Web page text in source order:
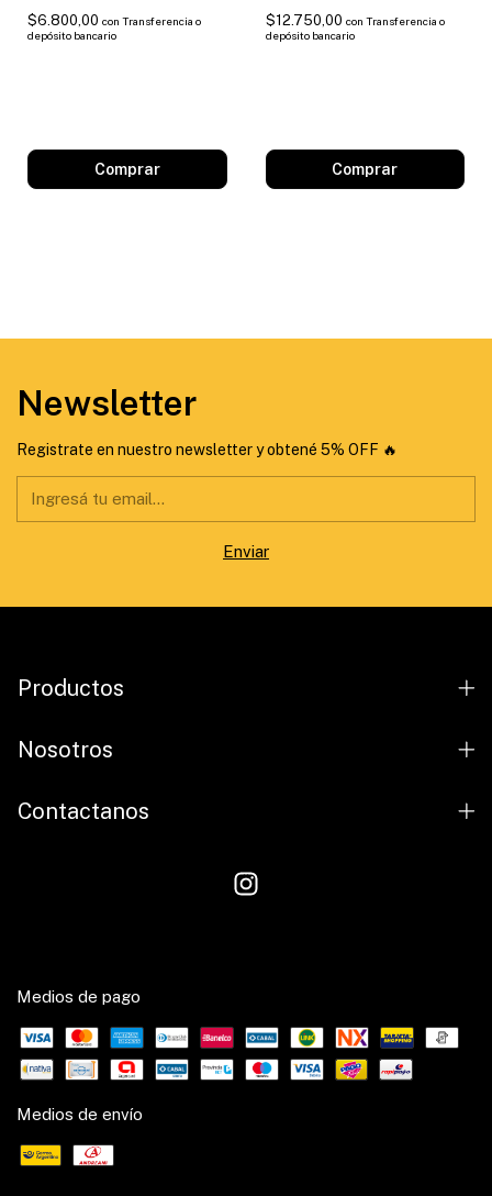
$6.800,00 con Transferencia o
depósito bancario
$12.750,00 con Transferencia o
depósito bancario
Comprar
Newsletter
Registrate en nuestro newsletter y obtené 5% OFF 🔥
Productos
Nosotros
Contactanos
Medios de pago
Medios de envío